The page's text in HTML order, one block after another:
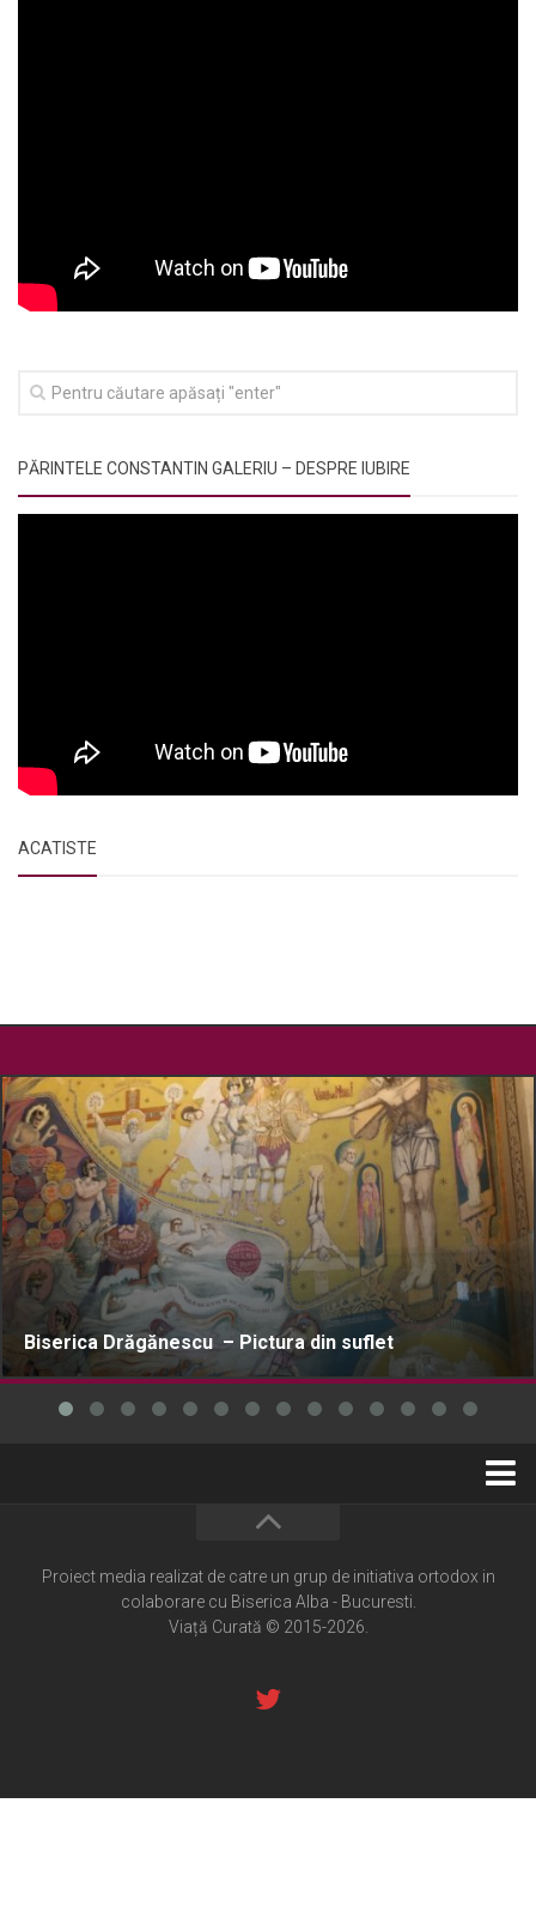
PĂRINTELE CONSTANTIN GALERIU – DESPRE IUBIRE
ACATISTE
Biserica Drăgănescu – Pictura din suflet
Cultură creștină
Pateric Atonit
Proiect media realizat de catre un grup de initiativa ortodox in
colaborare cu Biserica Alba - Bucuresti.
Viață Curată © 2015-2026.